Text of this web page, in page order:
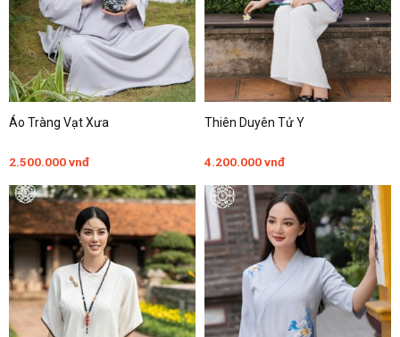
Áo Tràng Vạt Xưa
2.500.000vnđ
Thiên Duyên Tử Y
4.200.000vnđ